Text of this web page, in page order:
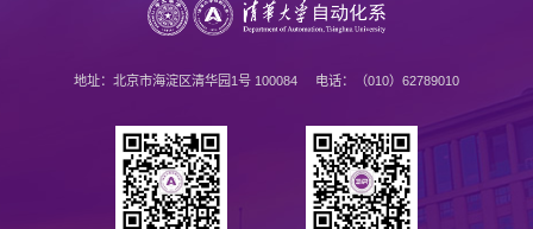
地址：北京市海淀区清华园1号 100084 电话：（010）62789010